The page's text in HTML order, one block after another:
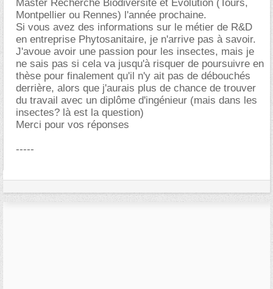
Master Recherche Biodiversité et Evolution (Tours,
Montpellier ou Rennes) l'année prochaine.
Si vous avez des informations sur le métier de R&D
en entreprise Phytosanitaire, je n'arrive pas à savoir.
J'avoue avoir une passion pour les insectes, mais je
ne sais pas si cela va jusqu'à risquer de poursuivre en
thèse pour finalement qu'il n'y ait pas de débouchés
derrière, alors que j'aurais plus de chance de trouver
du travail avec un diplôme d'ingénieur (mais dans les
insectes? là est la question)
Merci pour vos réponses
-----